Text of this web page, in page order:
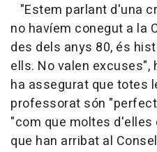
"Estem parlant d'una
no havíem conegut a la
des dels anys 80, és
ells. No valen excuses",
ha assegurat que totes
professorat són
"com que moltes
que han arribat al